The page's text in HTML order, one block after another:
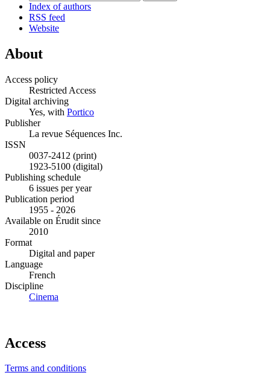
Index of authors
RSS feed
Website
About
Access policy
Restricted Access
Digital archiving
Yes, with Portico
Publisher
La revue Séquences Inc.
ISSN
0037-2412 (print)
1923-5100 (digital)
Publishing schedule
6 issues per year
Publication period
1955 - 2026
Available on Érudit since
2010
Format
Digital and paper
Language
French
Discipline
Cinema
Access
Terms and conditions